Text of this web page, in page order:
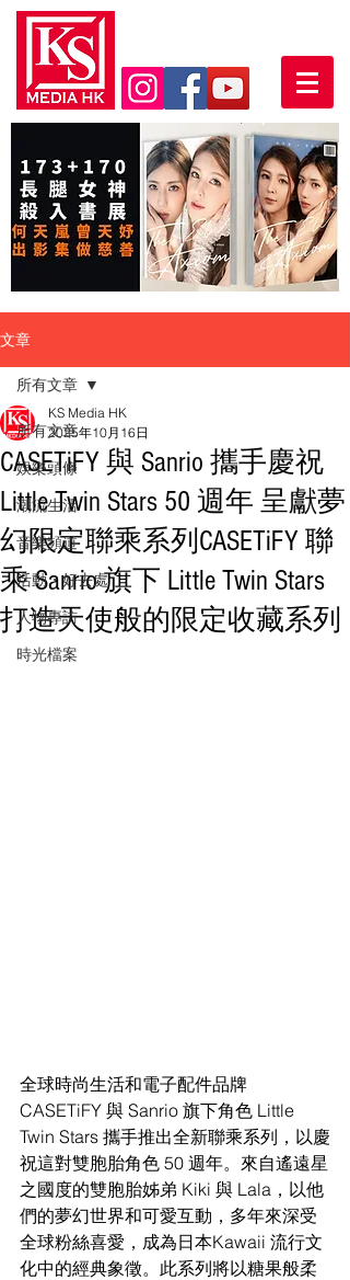
文章
所有文章
娛樂頭條
潮流生活
音樂頻道
活動・好去處
人物專訪
時光檔案
所有文章
CASETiFY 與 Sanrio 攜手慶祝
Little Twin Stars 50 週年 呈獻夢
幻限定聯乘系列CASETiFY 聯
乘 Sanrio 旗下 Little Twin Stars
打造天使般的限定收藏系列
KS Media HK
2025年10月16日
全球時尚生活和電子配件品牌
CASETiFY 與 Sanrio 旗下角色 Little
Twin Stars 攜手推出全新聯乘系列，以慶
祝這對雙胞胎角色 50 週年。來自遙遠星
之國度的雙胞胎姊弟 Kiki 與 Lala，以他
們的夢幻世界和可愛互動，多年來深受
全球粉絲喜愛，成為日本Kawaii 流行文
化中的經典象徵。此系列將以糖果般柔